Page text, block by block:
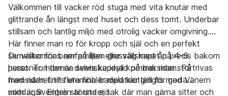
Välkommen till vacker röd stuga med vita knutar med
glittrande ån längst med huset och dess tomt. Underbar
stillsam och lantlig miljö med otrolig vacker omgivning.
Här finner man ro för kropp och själ och en perfekt
semester för barnfamiljen eller sällskapet på 4-6
personer. I denna svenska idyll kommer man stortrivas
med närhet till flera fina badplatser längts med Vänern
som är Sveriges största sjö.
Du välkomnas ner på liten grusväg med ån precis bakom
huset. Tomten är delvis kuperad på baksidan. På
framsidan finns utemöbler med klotgrill för goda
middagar. Entrén är under tak där man gärna sitter och